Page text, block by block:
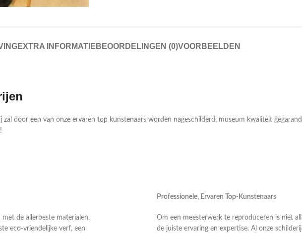
EXTRA INFORMATIE BEOORDELINGEN (0)VOORBEELDEN
door een van onze ervaren top kunstenaars worden nageschilderd, museum kwaliteit
met de allerbeste materialen.
eco-vriendelijke verf, een
Professionele, Ervaren Top-Kunstenaars
Om een meesterwerk te reproduceren is niet
de juiste ervaring en expertise. Al onze